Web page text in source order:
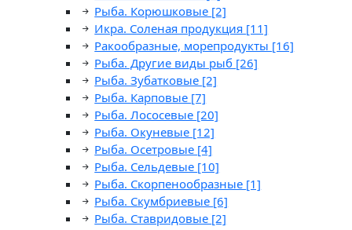
Рыба. Корюшковые [2]
Икра. Соленая продукция [11]
Ракообразные, морепродукты [16]
Рыба. Другие виды рыб [26]
Рыба. Зубатковые [2]
Рыба. Карповые [7]
Рыба. Лососевые [20]
Рыба. Окуневые [12]
Рыба. Осетровые [4]
Рыба. Сельдевые [10]
Рыба. Скорпенообразные [1]
Рыба. Скумбриевые [6]
Рыба. Ставридовые [2]